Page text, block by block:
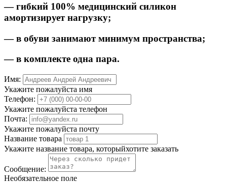
— гибкий 100% медицинский силикон
амортизирует нагрузку;
— в обуви занимают минимум пространства;
— в комплекте одна пара.
Имя:
Укажите пожалуйста имя
Телефон:
Укажите пожалуйста телефон
Почта:
Укажите пожалуйста почту
Название товара
Укажите название товара, которыйхотите заказать
Сообщение:
Необязательное поле